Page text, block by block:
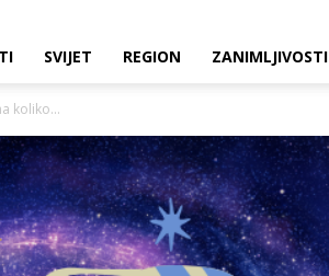
SVIJET REGION ZANIMLJIVOSTI
koliko...